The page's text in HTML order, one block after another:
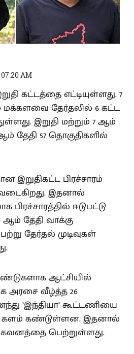
AM
கட்டத்தை எட்டியுள்ளது. 7
மக்களவை தேர்தலில் 6 கட்ட
இறுதி மற்றும் 7 ஆம்
தேதி 57 தொகுதிகளில்
இறுதிகட்ட பிரச்சாரம்
இதனால்
பிரச்சாரத்தில் ஈடுபட்டு
தேதி வாக்கு
தேர்தல் முடிவுகள்
ஆட்சியில்
அரசை வீழ்த்த 26
’இந்தியா’ கூட்டணியை
களம் கண்டுள்ளன. இதனால்
கவனத்தை பெற்றுள்ளது.